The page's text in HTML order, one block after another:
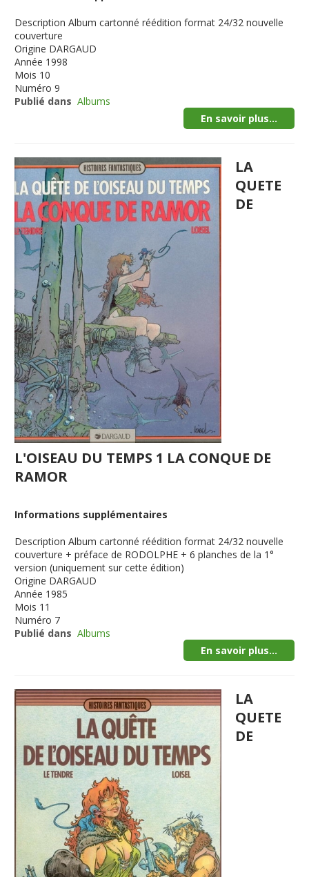
Description Album cartonné réédition format 24/32 nouvelle
couverture
Origine DARGAUD
Année 1998
Mois 10
Numéro 9
Publié dans Albums
En savoir plus...
LA
QUETE
DE
L'OISEAU DU TEMPS 1 LA CONQUE DE
RAMOR
Informations supplémentaires
Description Album cartonné réédition format 24/32 nouvelle
couverture + préface de RODOLPHE + 6 planches de la 1°
version (uniquement sur cette édition)
Origine DARGAUD
Année 1985
Mois 11
Numéro 7
Publié dans Albums
En savoir plus...
LA
QUETE
DE